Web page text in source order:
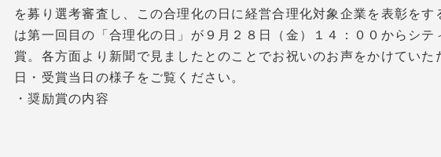
を募り選考審査し、この合理化の日に経営合理化対象企業を表彰を
は第一回目の「合理化の日」が９月２８日（金）１４：００からシ
賞。各方面より新聞で見ましたとのことでお祝いのお声をかけてい
日・受賞当日の様子をご覧ください。
・奨励賞の内容